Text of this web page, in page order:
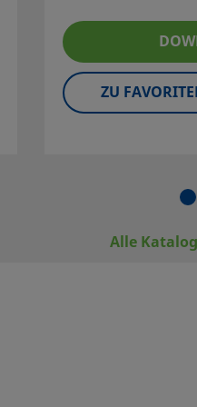
zu
für Funktion,
Einsatzgrenzen
und die Wartung
anderer Hersteller
ZU
Alle